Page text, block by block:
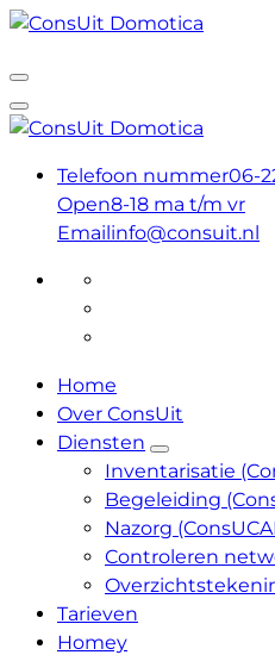
Ga
de
inhoud
Huisautomatisering voor
Huisautomatisering voor
Telefoon nummer06-
Open8-18 ma t/m vr
Emailinfo@consuit.nl
Home
Over ConsUit
Diensten
Inventarisatie
Begeleiding
Nazorg
Controleren
Tarieven
Homey